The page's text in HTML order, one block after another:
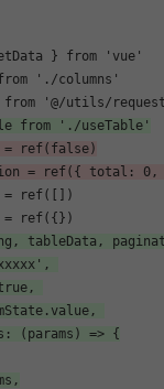
} from 'vue'
'./columns'
from './useTable'
= ref(false)
= ref({ total: 0,
= ref([])
tableData,
(params) => {